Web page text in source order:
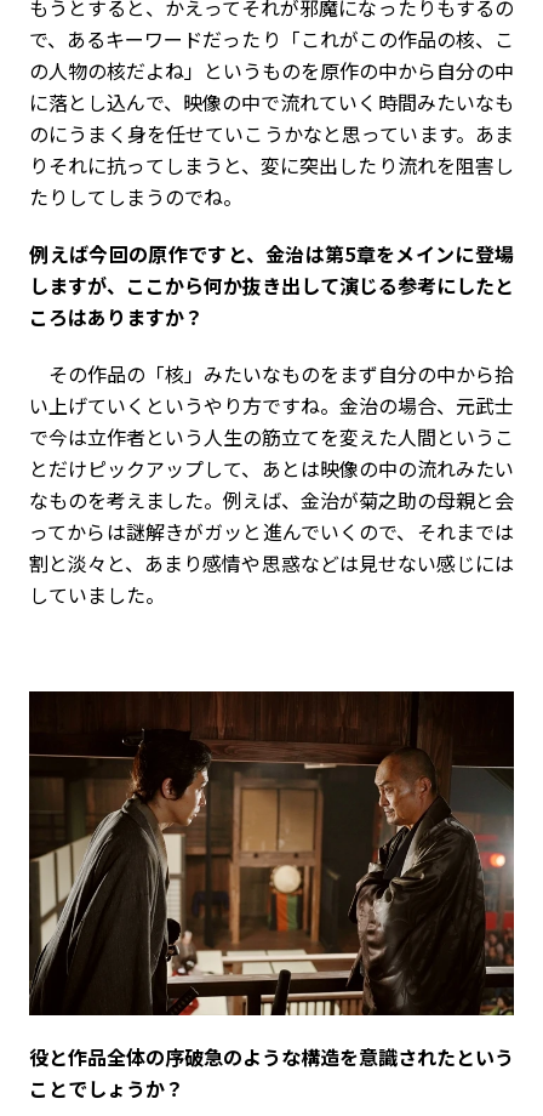
もうとすると、かえってそれが邪魔になったりもするの
で、あるキーワードだったり「これがこの作品の核、こ
の人物の核だよね」というものを原作の中から自分の中
に落とし込んで、映像の中で流れていく時間みたいなも
のにうまく身を任せていこうかなと思っています。あま
りそれに抗ってしまうと、変に突出したり流れを阻害し
たりしてしまうのでね。
――例えば今回の原作ですと、金治は第5章をメインに登場
しますが、ここから何か抜き出して演じる参考にしたと
ころはありますか？
その作品の「核」みたいなものをまず自分の中から拾
い上げていくというやり方ですね。金治の場合、元武士
で今は立作者という人生の筋立てを変えた人間というこ
とだけピックアップして、あとは映像の中の流れみたい
なものを考えました。例えば、金治が菊之助の母親と会
ってからは謎解きがガッと進んでいくので、それまでは
割と淡々と、あまり感情や思惑などは見せない感じには
していました。
――役と作品全体の序破急のような構造を意識されたという
ことでしょうか？